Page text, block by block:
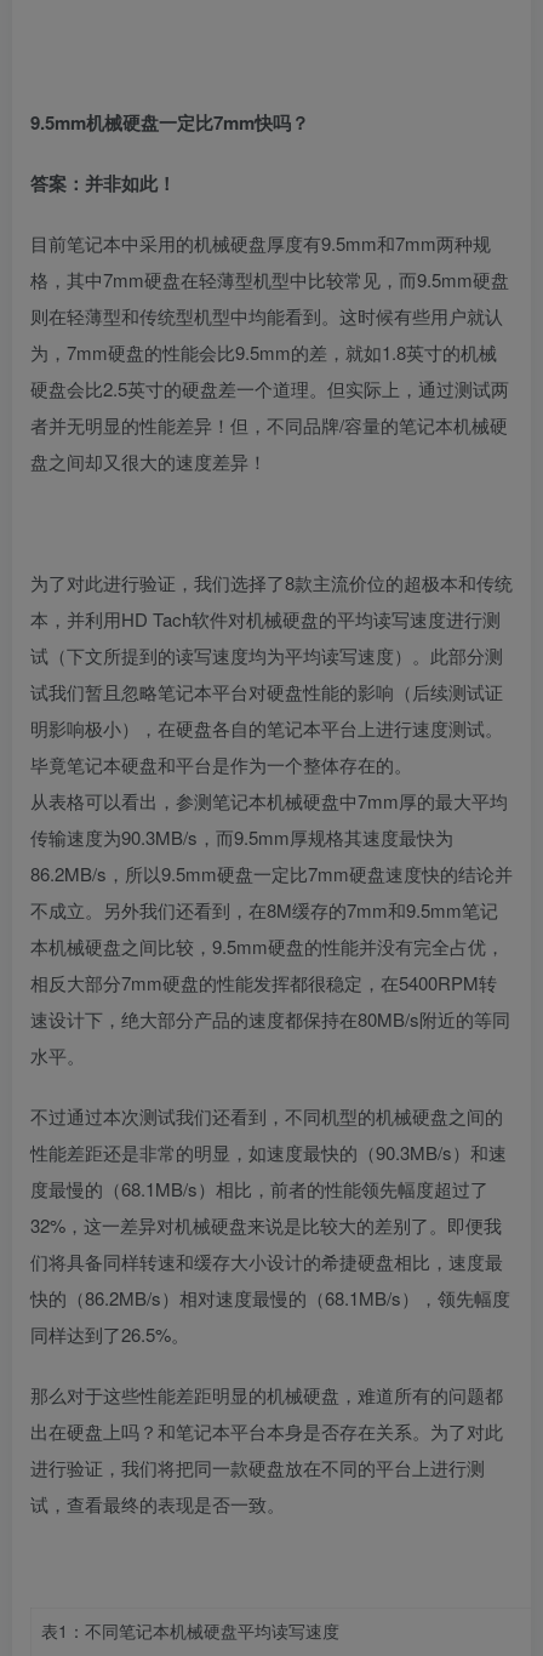
9.5mm机械硬盘一定比7mm快吗？
答案：并非如此！
目前笔记本中采用的机械硬盘厚度有9.5mm和7mm两种规
格，其中7mm硬盘在轻薄型机型中比较常见，而9.5mm硬盘
则在轻薄型和传统型机型中均能看到。这时候有些用户就认
为，7mm硬盘的性能会比9.5mm的差，就如1.8英寸的机械
硬盘会比2.5英寸的硬盘差一个道理。但实际上，通过测试两
者并无明显的性能差异！但，不同品牌/容量的笔记本机械硬
盘之间却又很大的速度差异！
为了对此进行验证，我们选择了8款主流价位的超极本和传统
本，并利用HD Tach软件对机械硬盘的平均读写速度进行测
试（下文所提到的读写速度均为平均读写速度）。此部分测
试我们暂且忽略笔记本平台对硬盘性能的影响（后续测试证
明影响极小），在硬盘各自的笔记本平台上进行速度测试。
毕竟笔记本硬盘和平台是作为一个整体存在的。
从表格可以看出，参测笔记本机械硬盘中7mm厚的最大平均
传输速度为90.3MB/s ，而9.5mm厚规格其速度最快为
86.2MB/s ，所以9.5mm硬盘一定比7mm硬盘速度快的结论并
不成立。另外我们还看到，在8M缓存的7mm和9.5mm笔记
本机械硬盘之间比较， 9.5mm硬盘的性能并没有完全占优，
相反大部分7mm硬盘的性能发挥都很稳定，在5400RPM转
速设计下，绝大部分产品的速度都保持在80MB/s附近的等同
水平。
不过通过本次测试我们还看到，不同机型的机械硬盘之间的
性能差距还是非常的明显，如速度最快的（90.3MB/s）和速
度最慢的（68.1MB/s）相比，前者的性能领先幅度超过了
32% ，这一差异对机械硬盘来说是比较大的差别了。即便我
们将具备同样转速和缓存大小设计的希捷硬盘相比，速度最
快的（86.2MB/s）相对速度最慢的（68.1MB/s），领先幅度
同样达到了26.5%。
那么对于这些性能差距明显的机械硬盘，难道所有的问题都
出在硬盘上吗？和笔记本平台本身是否存在关系。为了对此
进行验证，我们将把同一款硬盘放在不同的平台上进行测
试，查看最终的表现是否一致。
表1 ：不同笔记本机械硬盘平均读写速度